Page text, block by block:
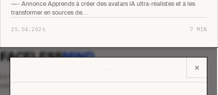
—- Annonce Apprends à créer des avatars IA ultra-réalistes et à les
transformer en sources de…
25.04.2026 7 MIN
✕
FACELESSMIND
commerciale des organismes de formation.